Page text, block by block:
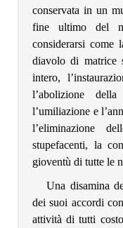
conservata in un
fine ultimo del
considerarsi come
diavolo di matrice
intero,
l’abolizione
l’umiliazione e
l’eliminazione
stupefacenti, la
gioventù di tutte le
Una disamina
dei suoi accordi
attività di tutti